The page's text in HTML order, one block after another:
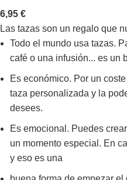
6,95 €
Las tazas son un regalo que
Todo el mundo usa tazas.
café o una infusión... es un
Es económico. Por un
taza personalizada y la
desees.
Es emocional. Puedes
un momento especial. En
y eso es una